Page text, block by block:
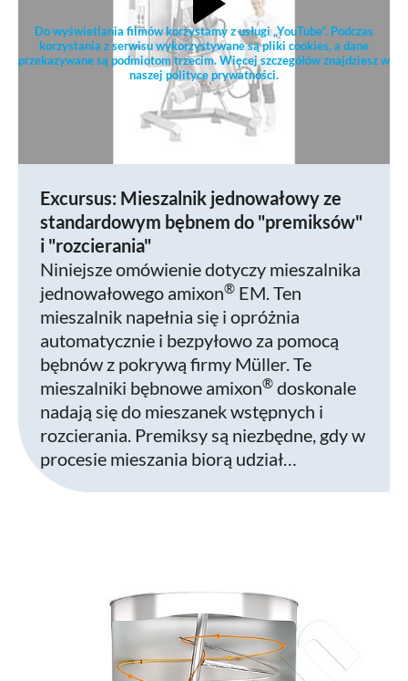
Do wyświetlania filmów korzystamy z usługi „YouTube”. Podczas
korzystania z serwisu wykorzystywane są pliki cookies, a dane
przekazywane są podmiotom trzecim. Więcej szczegółów znajdziesz w
naszej polityce prywatności.
Excursus: Mieszalnik jednowałowy ze
standardowym bębnem do "premiksów"
i "rozcierania"
Niniejsze omówienie dotyczy mieszalnika
jednowałowego amixon® EM. Ten
mieszalnik napełnia się i opróżnia
automatycznie i bezpyłowo za pomocą
bębnów z pokrywą firmy Müller. Te
mieszalniki bębnowe amixon® doskonale
nadają się do mieszanek wstępnych i
rozcierania. Premiksy są niezbędne, gdy w
procesie mieszania biorą udział…